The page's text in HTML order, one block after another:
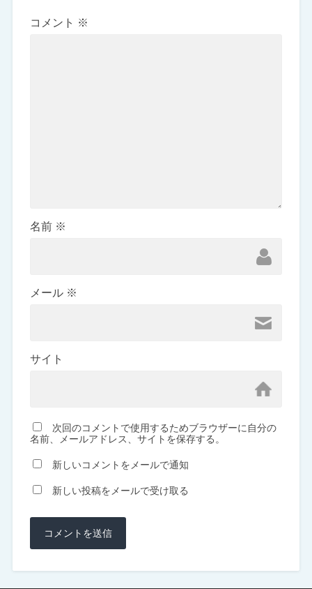
コメント ※
名前 ※
メール ※
サイト
次回のコメントで使用するためブラウザーに自分の
名前、メールアドレス、サイトを保存する。
新しいコメントをメールで通知
新しい投稿をメールで受け取る